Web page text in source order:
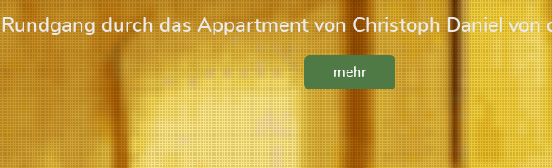
Rundgang durch das Appartment von Christoph Daniel von
mehr